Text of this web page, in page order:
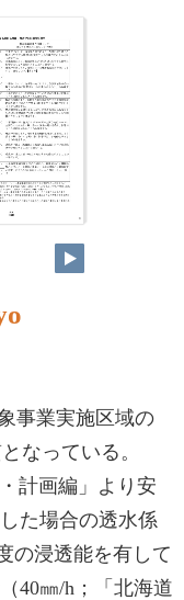
8
事業実施区域の
なっている。
計画編」より安
た場合の透水係
の浸透能を有して
40㎜/h；「北海道